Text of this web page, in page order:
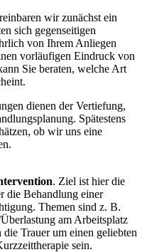
wir zunächst ein
sich gegenseitigen
von Ihrem Anliegen
vorläufigen Eindruck von
Sie beraten, welche Art
dienen der Vertiefung,
Spätestens
ob wir uns eine
. Ziel ist hier die
die Behandlung einer
Themen sind z. B.
am Arbeitsplatz
Trauer um einen geliebten
sein.